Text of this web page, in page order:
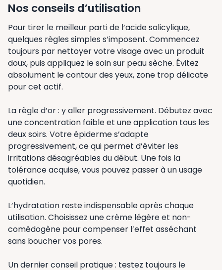
Nos conseils d’utilisation
Pour tirer le meilleur parti de l’acide salicylique,
quelques règles simples s’imposent. Commencez
toujours par nettoyer votre visage avec un produit
doux, puis appliquez le soin sur peau sèche. Évitez
absolument le contour des yeux, zone trop délicate
pour cet actif.
La règle d’or : y aller progressivement. Débutez avec
une concentration faible et une application tous les
deux soirs. Votre épiderme s’adapte
progressivement, ce qui permet d’éviter les
irritations désagréables du début. Une fois la
tolérance acquise, vous pouvez passer à un usage
quotidien.
L’hydratation reste indispensable après chaque
utilisation. Choisissez une crème légère et non-
comédogène pour compenser l’effet asséchant
sans boucher vos pores.
Un dernier conseil pratique : testez toujours le